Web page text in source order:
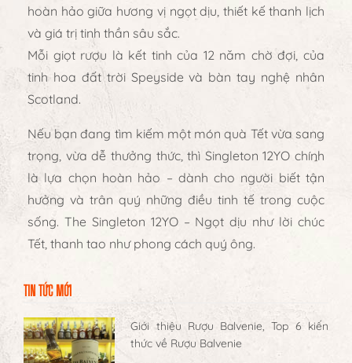
hoàn hảo giữa hương vị ngọt dịu, thiết kế thanh lịch
và giá trị tinh thần sâu sắc.
Mỗi giọt rượu là kết tinh của 12 năm chờ đợi, của
tinh hoa đất trời Speyside và bàn tay nghệ nhân
Scotland.
Nếu bạn đang tìm kiếm một món quà Tết vừa sang
trọng, vừa dễ thưởng thức, thì Singleton 12YO chính
là lựa chọn hoàn hảo – dành cho người biết tận
hưởng và trân quý những điều tinh tế trong cuộc
sống. The Singleton 12YO – Ngọt dịu như lời chúc
Tết, thanh tao như phong cách quý ông.
TIN TỨC MỚI
Giới thiệu Rượu Balvenie, Top 6 kiến
thức về Rượu Balvenie